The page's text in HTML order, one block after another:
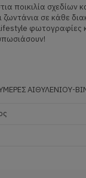
ποικιλία σχεδίων
σε κάθε
φωτογραφίες
ΑΙΘΥΛΕΝΙΟΥ-